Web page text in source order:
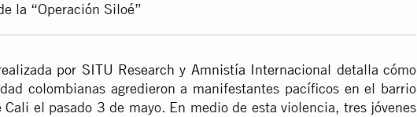
la “Operación Siloé”
por SITU Research y Amnistía Internacional detalla cómo
colombianas agredieron a manifestantes pacíficos en el barrio
el pasado 3 de mayo. En medio de esta violencia, tres jóvenes